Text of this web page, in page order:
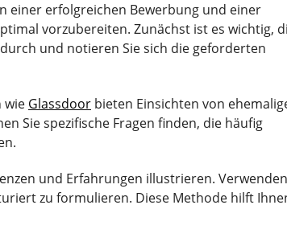
einer erfolgreichen Bewerbung und einer
vorzubereiten. Zunächst ist es wichtig,
und notieren Sie sich die geforderten
wie Glassdoor bieten Einsichten von
Sie spezifische Fragen finden, die häufig
und Erfahrungen illustrieren. Verwenden
zu formulieren. Diese Methode hilft